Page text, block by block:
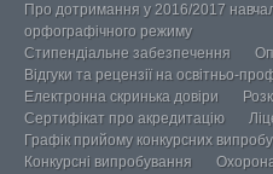
Про дотримання у 2016/2017
орфографічного режиму
Стипендіальне забезпечення
Відгуки та рецензії на освітньо-
Електронна скринька довіри
Сертифікат про акредитацію
Графік прийому конкурсних
Конкурсні випробування